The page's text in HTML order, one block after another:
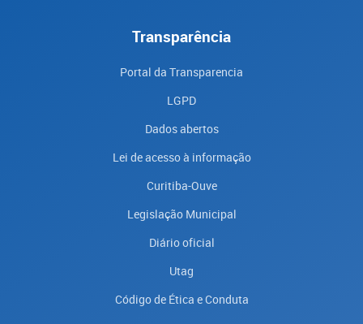
Transparência
Portal da Transparencia
LGPD
Dados abertos
Lei de acesso à informação
Curitiba-Ouve
Legislação Municipal
Diário oficial
Utag
Código de Ética e Conduta